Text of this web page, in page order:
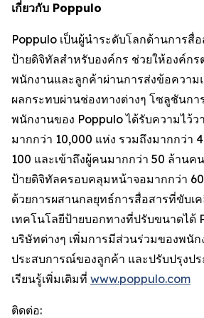
เกี่ยวกับ Poppulo
Poppulo เป็นผู้นำระดับโลกด้านการสื่
ป้ายดิจิทัลสำหรับองค์กร ช่วยให้องค์กร
พนักงานและลูกค้าผ่านการส่งข้อความ
ผลกระทบผ่านช่องทางต่างๆ โซลูชันกา
พนักงานของ Poppulo ได้รับความไว้ว
มากกว่า 10,000 แห่ง รวมถึงมากกว่า
100 และเข้าถึงผู้คนมากกว่า 50 ล้านค
ป้ายดิจิทัลครอบคลุมหน้าจอมากกว่า
ด้วยการผสานกลยุทธ์การสื่อสารที่ขับเ
เทคโนโลยีป้ายบอกทางที่ปรับขนาดได้
บริษัทต่างๆ เพิ่มการมีส่วนร่วมของพนัก
ประสบการณ์ของลูกค้า และปรับปรุงป
เรียนรู้เพิ่มเติมที่ www.poppulo.com
ติดต่อ: